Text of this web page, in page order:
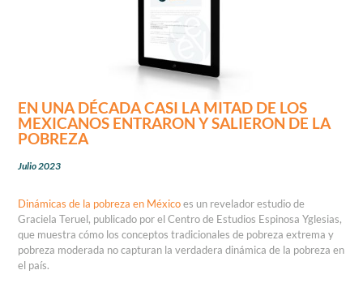
EN UNA DÉCADA CASI LA MITAD DE LOS
MEXICANOS ENTRARON Y SALIERON DE LA
POBREZA
Julio 2023
Dinámicas de la pobreza en Méxicoes un revelador estudio de
Graciela Teruel, publicado por el Centro de Estudios Espinosa Yglesias,
que muestra cómo los conceptos tradicionales de pobreza extrema y
pobreza moderada no capturan la verdadera dinámica de la pobreza en
el país.